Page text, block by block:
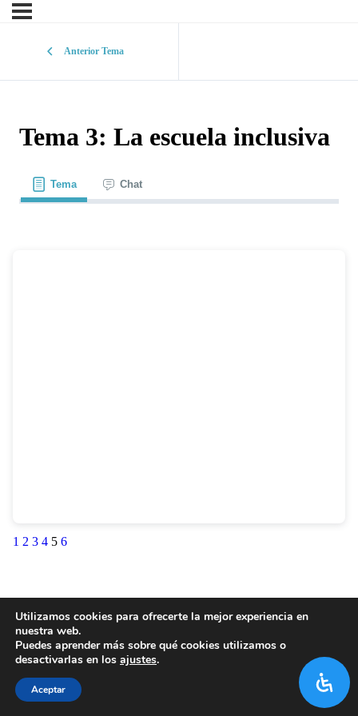
Anterior Tema
Tema 3: La escuela inclusiva
Tema Chat
1 2 3 4 5 6
Utilizamos cookies para ofrecerte la mejor experiencia en
nuestra web.
Puedes aprender más sobre qué cookies utilizamos o
desactivarlas en los ajustes.
Aceptar